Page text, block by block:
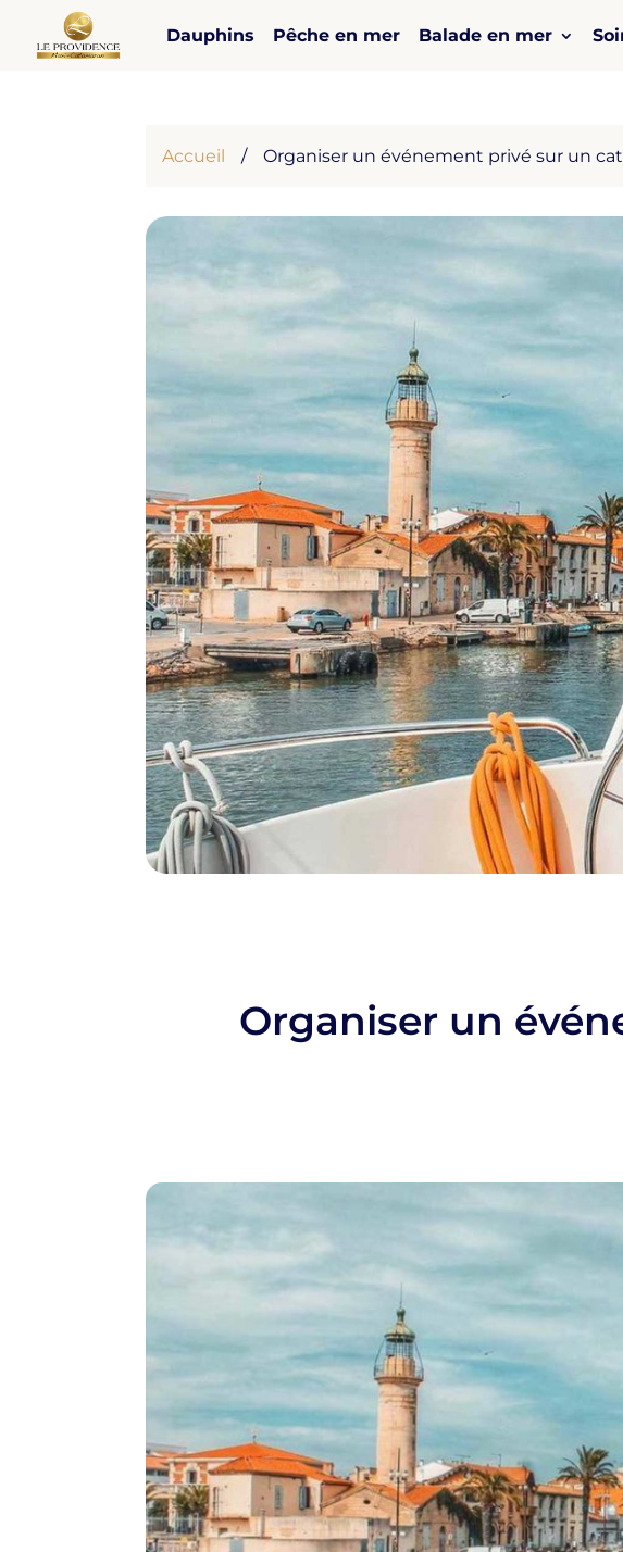
Dauphins Pêche en mer Balade en mer
Accueil / Organiser un événement privé sur un
Organiser un